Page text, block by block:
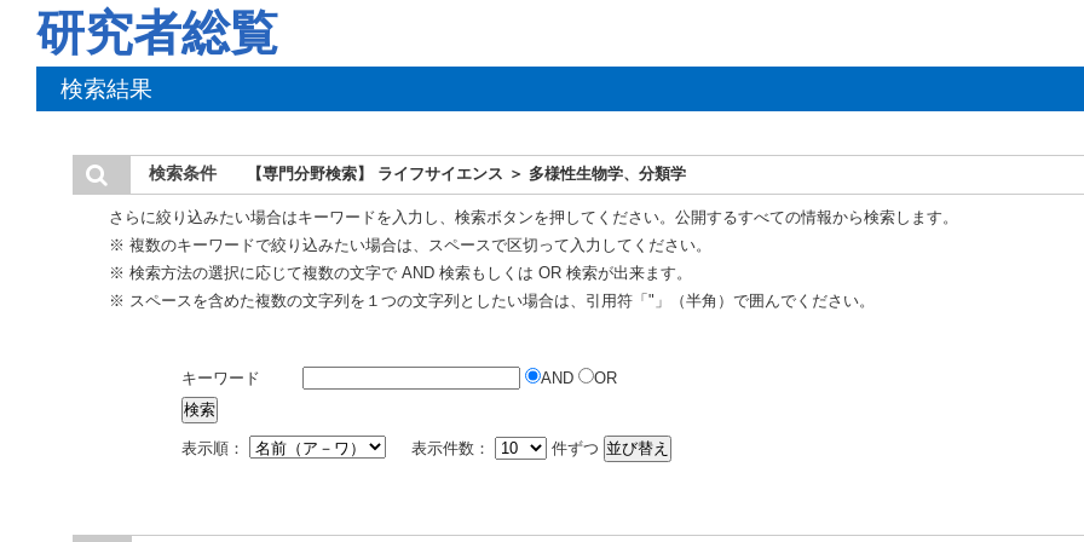
研究者総覧
検索結果
検索条件 【専門分野検索】 ライフサイエンス ＞ 多様性生物学、分類学
さらに絞り込みたい場合はキーワードを入力し、検索ボタンを押してください。公開するすべての情報から検索します。
※ 複数のキーワードで絞り込みたい場合は、スペースで区切って入力してください。
※ 検索方法の選択に応じて複数の文字で AND 検索もしくは OR 検索が出来ます。
※ スペースを含めた複数の文字列を１つの文字列としたい場合は、引用符「"」（半角）で囲んでください。
キーワード AND OR
表示順： 表示件数： 件ずつ